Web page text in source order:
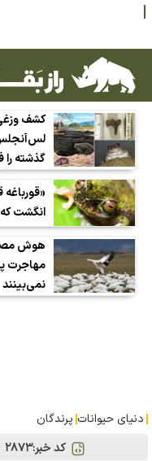
کشف
گذشته
انگشت
هوش
مهاجرت
نمی‌بینند
دنیای حیوانات پرندگان
کد خبر:۲۸۷۳